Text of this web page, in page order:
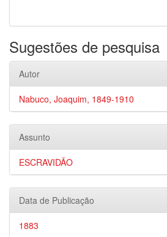
Sugestões de pesquisa
Autor
Nabuco, Joaquim, 1849-1910
Assunto
ESCRAVIDÃO
Data de Publicação
1883